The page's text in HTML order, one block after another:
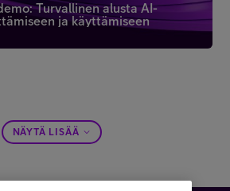
Turvallinen alusta AI-
ja käyttämiseen
NÄYTÄ LISÄÄ